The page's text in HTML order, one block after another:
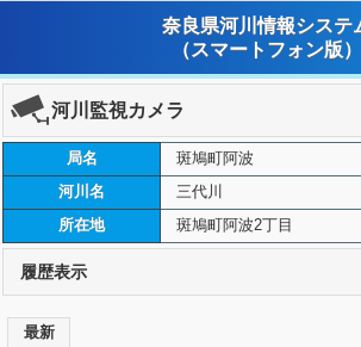
奈良県河川情報システ
（スマートフォン版）
河川監視カメラ
局名
斑鳩町阿波
河川名
三代川
所在地
斑鳩町阿波2丁目
履歴表示
最新